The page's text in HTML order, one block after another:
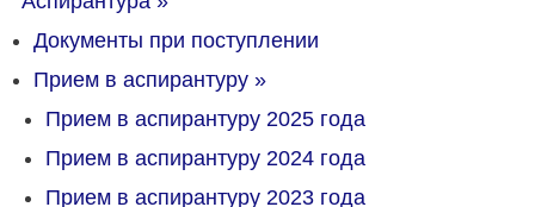
Документы при поступлении
Прием в аспирантуру »
Прием в аспирантуру 2025 года
Прием в аспирантуру 2024 года
Прием в аспирантуру 2023 года